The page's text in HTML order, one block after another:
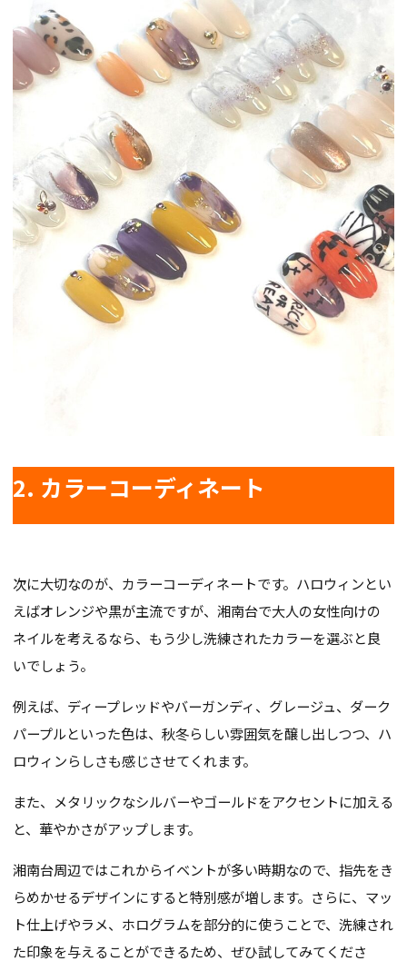
2. カラーコーディネート
次に大切なのが、カラーコーディネートです。ハロウィンとい
えばオレンジや黒が主流ですが、湘南台で大人の女性向けの
ネイルを考えるなら、もう少し洗練されたカラーを選ぶと良
いでしょう。
例えば、ディープレッドやバーガンディ、グレージュ、ダーク
パープルといった色は、秋冬らしい雰囲気を醸し出しつつ、ハ
ロウィンらしさも感じさせてくれます。
また、メタリックなシルバーやゴールドをアクセントに加える
と、華やかさがアップします。
湘南台周辺ではこれからイベントが多い時期なので、指先をき
らめかせるデザインにすると特別感が増します。さらに、マッ
ト仕上げやラメ、ホログラムを部分的に使うことで、洗練され
た印象を与えることができるため、ぜひ試してみてくださ